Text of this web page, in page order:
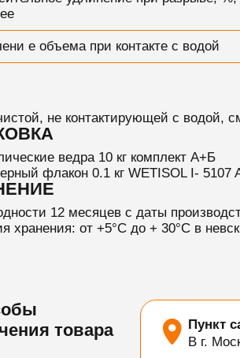
е объема при контакте с водой
не контактирующей с водой,
ведра 10 кг комплект А+Б
флакон 0.1 кг WETISOL I- 5107
12 месяцев с даты
хранения: от +5°С до + 30°С в
товара
Пункт
В г.